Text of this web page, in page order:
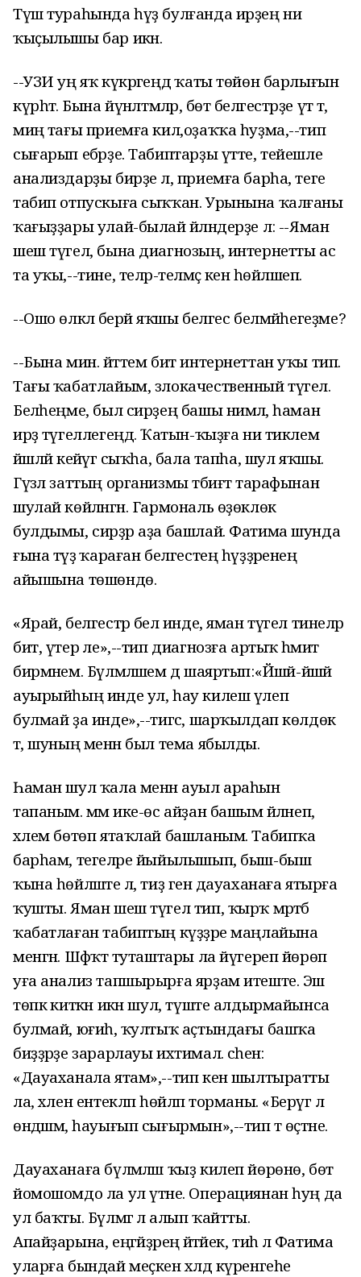
Түш тураһында һүҙ булғанда ирҙең ни
ҡыҫылышы бар икән.
--УЗИ уң яҡ күкрәгеңдә ҡаты төйөн барлығын
күрһәтә. Бына йүнәлтмәләр, бөтә белгестәрҙе үт тә,
миңә тағы приемға кил,оҙаҡҡа һуҙма,--тип
сығарып ебәрҙе. Табиптарҙы үтте, тейешле
анализдарҙы бирҙе лә, приемға барһа, теге
табип отпускыға сыҡҡан. Урынына ҡалғаны
ҡағыҙҙары улай-былай әйләндерҙе лә: --Яман
шеш түгел, бына диагнозың, интернетты ас
та уҡы,--тине, теләр-теләмәҫ кенә һөйләшеп.
--Ошо өлкәлә берәй яҡшы белгес белмәйһегеҙме?
--Бына мин. әйттем бит интернеттан уҡы тип.
Тағы ҡабатлайым, злокачественный түгел.
Беләһеңме, был сирҙең башы нимәлә, һаман
ирҙә түгеллегеңдә. Ҡатын-ҡыҙға ни тиклем
йәшләй кейәүгә сыҡһа, бала тапһа, шул яҡшы.
Гүзәл заттың организмы тәбиғәт тарафынан
шулай көйләнгән. Гармональ өҙөклөк
булдымы, сирҙәр аҙа башлай. Фатима шунда
ғына тәүҙә ҡараған белгестең һүҙҙәренең
айышына төшөндө.
«Ярай, белгестәр белә инде, яман түгел тинеләр
бит, үтер әле»,--тип диагнозға артыҡ әһәмиәт
бирмәнем. Бүлмәләшем дә шаяртып:«Йәшәй-йәшәй
ауырыйһың инде ул, һау килеш үлеп
булмай ҙа инде»,--тигәс, шарҡылдап көлдөк
тә, шуның менән был тема ябылды.
Һаман шул ҡала менән ауыл араһын
тапаным. әммә ике-өс айҙан башым әйләнеп,
хәлем бөтөп ятаҡлай башланым. Табипҡа
барһам, тегеләре йыйылышып, быш-быш
ҡына һөйләште лә, тиҙ генә дауаханаға ятырға
ҡушты. Яман шеш түгел тип, ҡырҡ мәртәбә
ҡабатлаған табиптың күҙҙәре маңлайына
менгән. Шәфҡәт туташтары ла йүгереп йөрөп
уға анализ тапшырырға ярҙам итеште. Эш
төпкә киткән икән шул, түште алдырмайынса
булмай, юғиһә, ҡултыҡ аҫтындағы башҡа
биҙҙәрҙе зарарлауы ихтимал. әсәһенә:
«Дауаханала ятам»,--тип кенә шылтыратты
ла, хәлен ентекләп һөйләп торманы. «Берәүгә лә
өндәшмә, һауығып сығырмын»,--тип тә өҫтәне.
Дауаханаға бүлмәләш ҡыҙ килеп йөрөнө, бөтә
йомошомдо ла ул үтәне. Операциянан һуң да
ул баҡты. Бүлмәгә лә алып ҡайтты.
Апайҙарына, еңгәйҙәреңә әйтәйек, тиһә лә Фатима
уларға бындай меҫкен хәлдә күренгеһе